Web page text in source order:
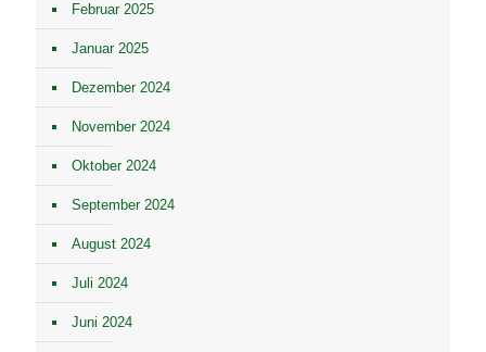
Februar 2025
Januar 2025
Dezember 2024
November 2024
Oktober 2024
September 2024
August 2024
Juli 2024
Juni 2024